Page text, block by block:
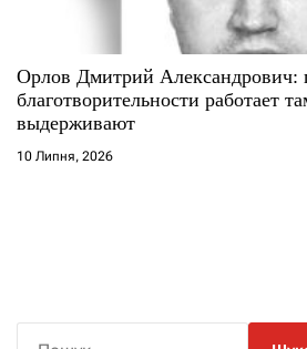
Орлов Дмитрий Александрович:
благотворительности работает
выдерживают
10 Липня, 2026